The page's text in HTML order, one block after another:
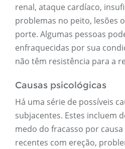
renal, ataque cardíaco,
problemas no peito, lesões
porte. Algumas pessoas
enfraquecidas por sua
não têm resistência para a
Causas psicológicas
Há uma série de possíveis
subjacentes. Estes incluem
medo do fracasso por
recentes com ereção,